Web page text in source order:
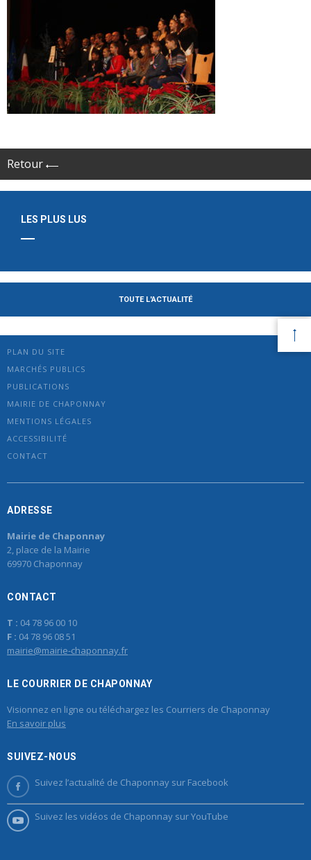
Retour
LES PLUS LUS
TOUTE L'ACTUALITÉ
PLAN DU SITE
MARCHÉS PUBLICS
PUBLICATIONS
MAIRIE DE CHAPONNAY
MENTIONS LÉGALES
ACCESSIBILITÉ
CONTACT
ADRESSE
Mairie de Chaponnay
2, place de la Mairie
69970 Chaponnay
CONTACT
T : 04 78 96 00 10
F : 04 78 96 08 51
mairie@mairie-chaponnay.fr
LE COURRIER DE CHAPONNAY
Visionnez en ligne ou téléchargez les Courriers de Chaponnay
En savoir plus
SUIVEZ-NOUS
Suivez l’actualité de Chaponnay sur Facebook
Suivez les vidéos de Chaponnay sur YouTube